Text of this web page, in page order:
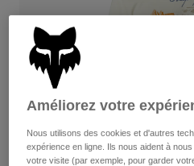
Pantalons
Shorts
Vestes
Gants
Gants
Protections
Chemises
Voir tout
T-shirts et tops
Protections
Masques
Chaussettes
Voir tout
Moto
Améliorez votre
Nous utilisons des cookies et d'autres
expérience en ligne. Ils nous aident à
votre visite (par exemple, pour garder